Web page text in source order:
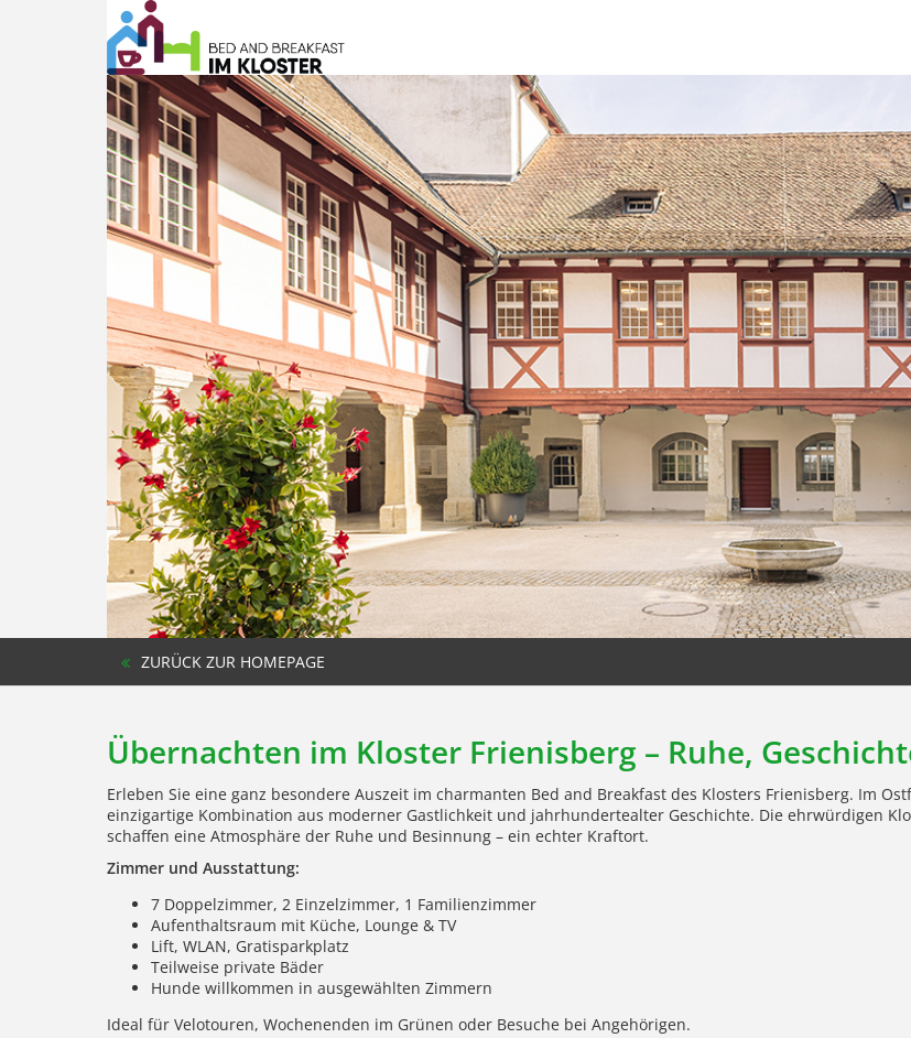
ZURÜCK ZUR HOMEPAGE
Übernachten im Kloster Frienisberg – Ruhe,
Erleben Sie eine ganz besondere Auszeit im charmanten Bed and Breakfast des Klosters Frienisberg. Im
einzigartige Kombination aus moderner Gastlichkeit und jahrhundertealter Geschichte. Die ehrwürdigen
schaffen eine Atmosphäre der Ruhe und Besinnung – ein echter Kraftort.
Zimmer und Ausstattung:
7 Doppelzimmer, 2 Einzelzimmer, 1 Familienzimmer
Aufenthaltsraum mit Küche, Lounge & TV
Lift, WLAN, Gratisparkplatz
Teilweise private Bäder
Hunde willkommen in ausgewählten Zimmern
Ideal für Velotouren, Wochenenden im Grünen oder Besuche bei Angehörigen.